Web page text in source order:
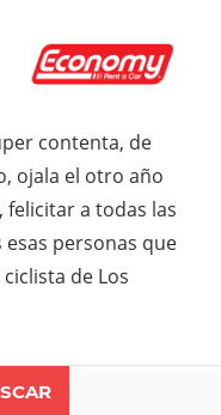
contenta, de
ojala el otro año
felicitar a todas las
personas que
de Los